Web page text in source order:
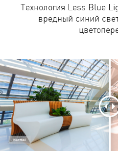
Технология Less Blue
вредный синий